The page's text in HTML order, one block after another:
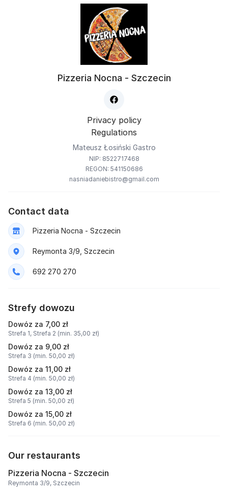
Pizzeria Nocna - Szczecin
Privacy policy
Regulations
Mateusz Łosiński Gastro
NIP: 8522717468
REGON: 541150686
nasniadaniebistro@gmail.com
Contact data
Pizzeria Nocna - Szczecin
Reymonta 3/9, Szczecin
692 270 270
Strefy dowozu
Dowóz za 7,00 zł
Strefa 1, Strefa 2 (min. 35,00 zł)
Dowóz za 9,00 zł
Strefa 3 (min. 50,00 zł)
Dowóz za 11,00 zł
Strefa 4 (min. 50,00 zł)
Dowóz za 13,00 zł
Strefa 5 (min. 50,00 zł)
Dowóz za 15,00 zł
Strefa 6 (min. 50,00 zł)
Our restaurants
Pizzeria Nocna - Szczecin
Reymonta 3/9, Szczecin